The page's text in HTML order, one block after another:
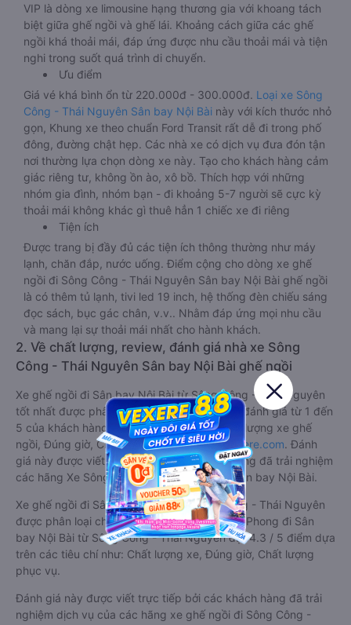
VIP là dòng xe limousine hạng thương gia với khoang tách
biệt giữa ghế ngồi và ghế lái. Khoảng cách giữa các ghế
ngồi khá thoải mái, đáp ứng được nhu cầu thoải mái và tiện
nghi trong suốt quá trình di chuyển.
Ưu điểm
Giá vé khá bình ổn từ 220.000đ - 300.000đ. Loại xe Sông
Công - Thái Nguyên Sân bay Nội Bài này với kích thước nhỏ
gọn, Khung xe theo chuẩn Ford Transit rất dễ đi trong phố
đông, đường chật hẹp. Các nhà xe có dịch vụ đưa đón tận
nơi thường lựa chọn dòng xe này. Tạo cho khách hàng cảm
giác riêng tư, không ồn ào, xô bồ. Thích hợp với những
nhóm gia đình, nhóm bạn - đi khoảng 5-7 người sẽ cực kỳ
thoải mái không khác gì thuê hẳn 1 chiếc xe đi riêng
Tiện ích
Được trang bị đầy đủ các tiện ích thông thường như máy
lạnh, chăn đắp, nước uống. Điểm cộng cho dòng xe ghế
ngồi đi Sông Công - Thái Nguyên Sân bay Nội Bài ghế ngồi
là có thêm tủ lạnh, tivi led 19 inch, hệ thống đèn chiếu sáng
đọc sách, bục gác chân, v.v.. Nhằm đáp ứng mọi nhu cầu
và mang lại sự thoải mái nhất cho hành khách.
2. Về chất lượng, review, đánh giá nhà xe Sông
Công - Thái Nguyên Sân bay Nội Bài ghế ngồi
Xe ghế ngồi đi Sân bay Nội Bài từ Sông Công - Thái Nguyên
tốt nhất được phân loại chất lượng dựa trên đánh giá từ 1 đến
5 của khách hàng với các tiêu chí như: Chất lượng xe ghế
ngồi, Đúng giờ, Chất lượng phục vụ trênVexere.com. Đánh
giá này được viết trực tiếp bởi các khách hàng đã trải nghiệm
các hãng Xe Sông Công - Thái Nguyên đi Sân bay Nội Bài.
Xe ghế ngồi đi Sân bay Nội Bài từ Sông Công - Thái Nguyên
được phân loại chất lượng tốt nhất là xe Bảo Phong đi Sân
bay Nội Bài từ Sông Công - Thái Nguyên đạt 4.3 / 5 điểm dựa
trên các tiêu chí như: Chất lượng xe, Đúng giờ, Chất lượng
phục vụ.
Đánh giá này được viết trực tiếp bởi các khách hàng đã trải
nghiệm dịch vụ của các hãng xe ghế ngồi đi Sông Công -